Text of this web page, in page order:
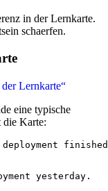
in der Lernkarte.
schaerfen.
Lernkarte“
eine typische
die Karte:
yesterday.